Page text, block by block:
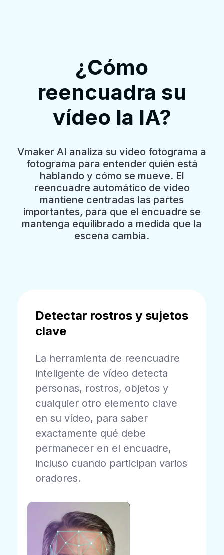
¿Cómo
reencuadra su
vídeo la IA?
Vmaker AI analiza su vídeo fotograma a
fotograma para entender quién está
hablando y cómo se mueve. El
reencuadre automático de vídeo
mantiene centradas las partes
importantes, para que el encuadre se
mantenga equilibrado a medida que la
escena cambia.
Detectar rostros y sujetos
clave
La herramienta de reencuadre
inteligente de vídeo detecta
personas, rostros, objetos y
cualquier otro elemento clave
en su vídeo, para saber
exactamente qué debe
permanecer en el encuadre,
incluso cuando participan varios
oradores.